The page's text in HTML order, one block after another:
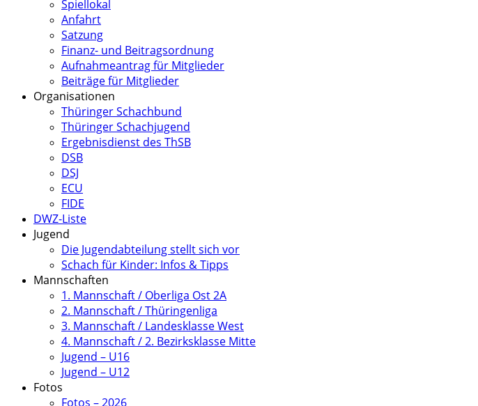
Spiellokal
Anfahrt
Satzung
Finanz- und Beitragsordnung
Aufnahmeantrag für Mitglieder
Beiträge für Mitglieder
Organisationen
Thüringer Schachbund
Thüringer Schachjugend
Ergebnisdienst des ThSB
DSB
DSJ
ECU
FIDE
DWZ-Liste
Jugend
Die Jugendabteilung stellt sich vor
Schach für Kinder: Infos & Tipps
Mannschaften
1. Mannschaft / Oberliga Ost 2A
2. Mannschaft / Thüringenliga
3. Mannschaft / Landesklasse West
4. Mannschaft / 2. Bezirksklasse Mitte
Jugend – U16
Jugend – U12
Fotos
Fotos – 2026